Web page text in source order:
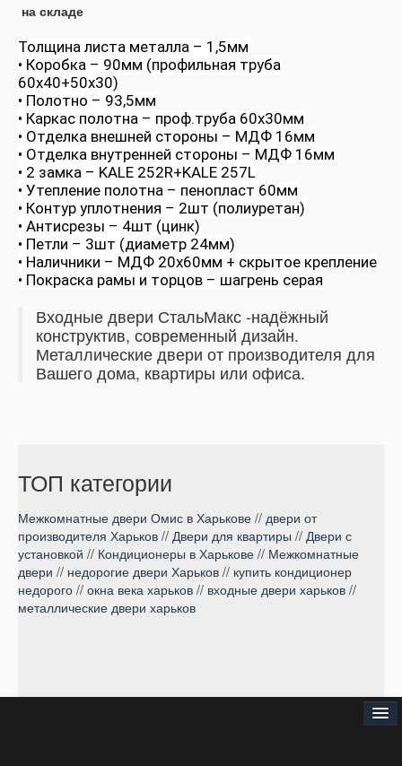
на складе
Толщина листа металла – 1,5мм
• Коробка – 90мм (профильная труба
60х40+50х30)
• Полотно – 93,5мм
• Каркас полотна – проф.труба 60х30мм
• Отделка внешней стороны – МДФ 16мм
• Отделка внутренней стороны – МДФ 16мм
• 2 замка – KALE 252R+KALE 257L
• Утепление полотна – пенопласт 60мм
• Контур уплотнения – 2шт (полиуретан)
• Антисрезы – 4шт (цинк)
• Петли – 3шт (диаметр 24мм)
• Наличники – МДФ 20х60мм + скрытое крепление
• Покраска рамы и торцов – шагрень серая
Входные двери СтальМакс -надёжный
конструктив, современный дизайн.
Металлические двери от производителя для
Вашего дома, квартиры или офиса.
ТОП категории
Межкомнатные двери Омис в Харькове // двери от
производителя Харьков // Двери для квартиры // Двери с
установкой // Кондиционеры в Харькове // Межкомнатные
двери // недорогие двери Харьков // купить кондиционер
недорого // окна века харьков // входные двери харьков //
металлические двери харьков